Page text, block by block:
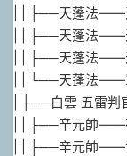
| | ├──天蓬法——
| | ├──天蓬法——
| | ├──天蓬法——
| | └──天蓬法——
| ├──白雲 五雷
| | ├──辛元帥——
| | ├──辛元帥——